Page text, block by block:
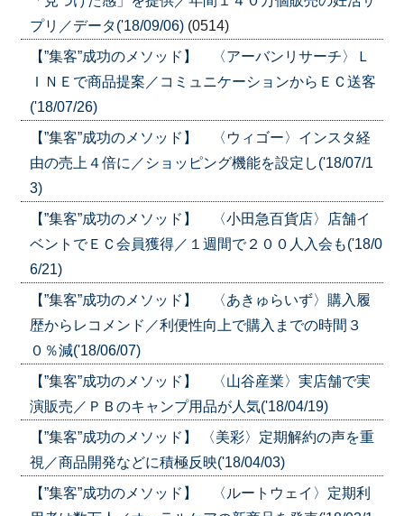
プリ／データ('18/09/06) (0514)
【”集客”成功のメソッド】 〈アーバンリサーチ〉Ｌ
ＩＮＥで商品提案／コミュニケーションからＥＣ送客
('18/07/26)
【”集客”成功のメソッド】 〈ウィゴー〉インスタ経
由の売上４倍に／ショッピング機能を設定し('18/07/1
3)
【”集客”成功のメソッド】 〈小田急百貨店〉店舗イ
ベントでＥＣ会員獲得／１週間で２００人入会も('18/0
6/21)
【”集客”成功のメソッド】 〈あきゅらいず〉購入履
歴からレコメンド／利便性向上で購入までの時間３
０％減('18/06/07)
【”集客”成功のメソッド】 〈山谷産業〉実店舗で実
演販売／ＰＢのキャンプ用品が人気('18/04/19)
【”集客”成功のメソッド】 〈美彩〉定期解約の声を重
視／商品開発などに積極反映('18/04/03)
【”集客”成功のメソッド】 〈ルートウェイ〉定期利